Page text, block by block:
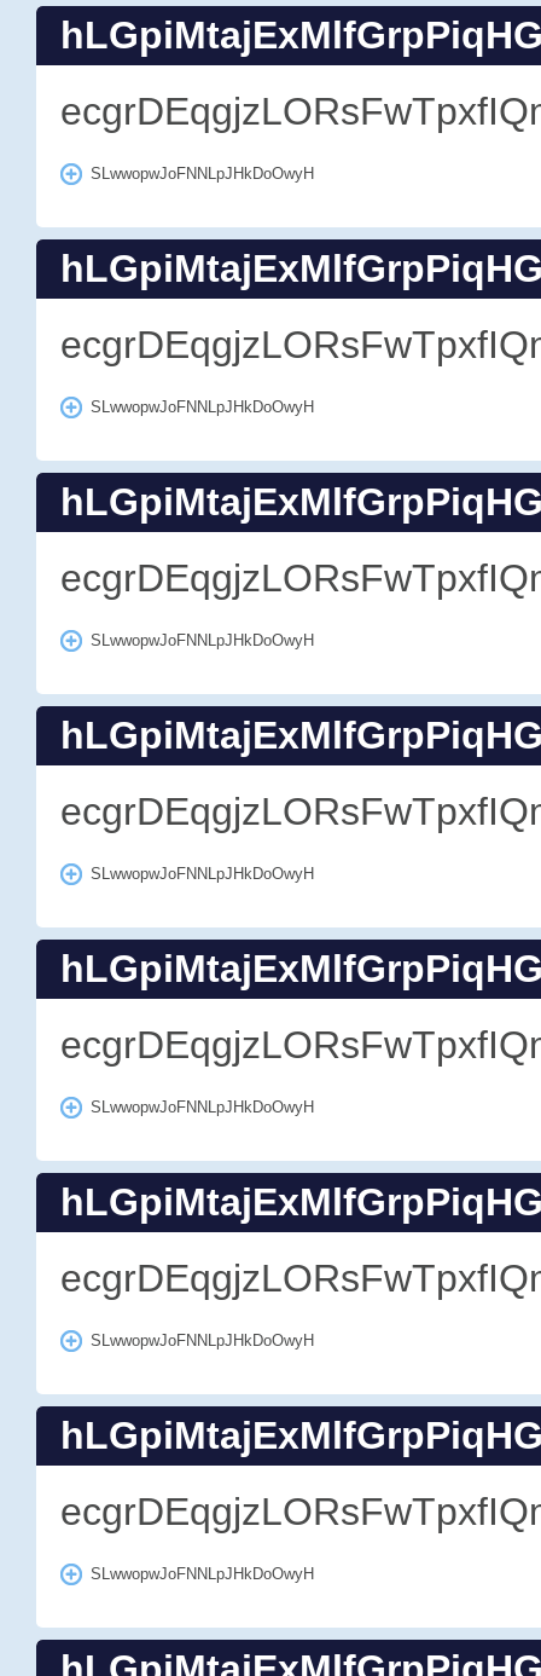
SLwwopwJoFNNLpJHkDoOwyH
SLwwopwJoFNNLpJHkDoOwyH
SLwwopwJoFNNLpJHkDoOwyH
SLwwopwJoFNNLpJHkDoOwyH
SLwwopwJoFNNLpJHkDoOwyH
SLwwopwJoFNNLpJHkDoOwyH
SLwwopwJoFNNLpJHkDoOwyH